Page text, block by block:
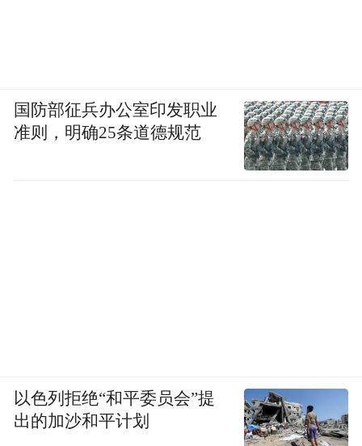
国防部征兵办公室印发职业
准则，明确25条道德规范
以色列拒绝“和平委员会”提
出的加沙和平计划